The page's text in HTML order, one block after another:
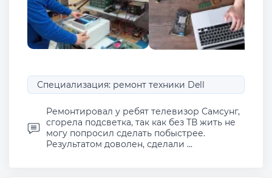
Специализация: ремонт техники Dell
Ремонтировал у ребят телевизор Самсунг,
сгорела подсветка, так как без ТВ жить не
могу попросил сделать побыстрее.
Результатом доволен, сделали ...